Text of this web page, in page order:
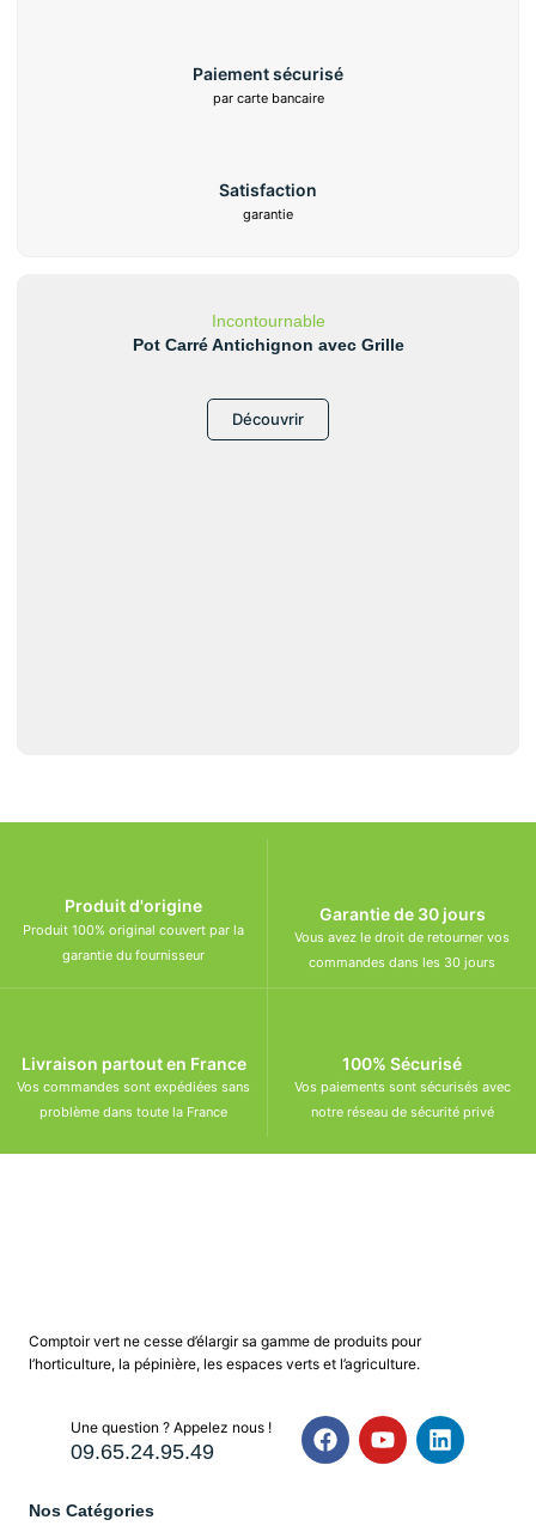
Paiement sécurisé
par carte bancaire
Satisfaction
garantie
Incontournable
Pot Carré Antichignon avec Grille
Découvrir
Produit d'origine
Produit 100% original couvert par la
garantie du fournisseur
Garantie de 30 jours
Vous avez le droit de retourner vos
commandes dans les 30 jours
Livraison partout en France
Vos commandes sont expédiées sans
problème dans toute la France
100% Sécurisé
Vos paiements sont sécurisés avec
notre réseau de sécurité privé
Comptoir vert ne cesse d’élargir sa gamme de produits pour
l’horticulture, la pépinière, les espaces verts et l’agriculture.
Une question ? Appelez nous !
09.65.24.95.49
Nos Catégories